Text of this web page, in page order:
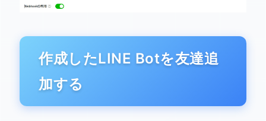
作成したLINE Botを友達追
加する